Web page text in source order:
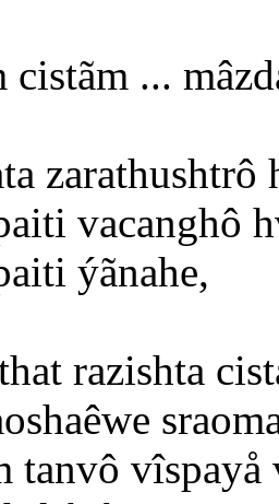
cistãm ...
zarathushtrô
vacanghô
ýãnahe,
razishta
tanvô vîspayå